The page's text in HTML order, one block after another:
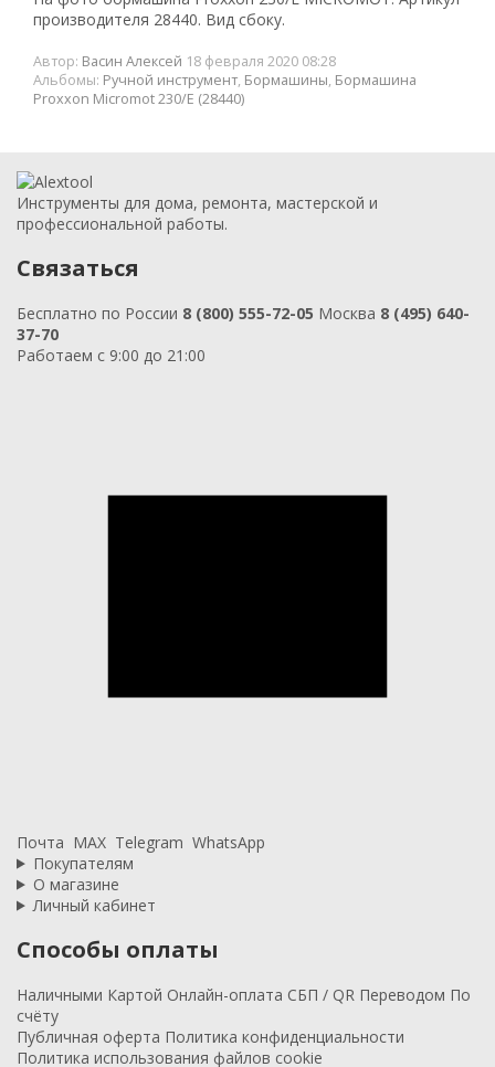
производителя 28440. Вид сбоку.
Автор: Васин Алексей 18 февраля 2020 08:28
Альбомы: Ручной инструмент, Бормашины, Бормашина
Proxxon Micromot 230/E (28440)
Инструменты для дома, ремонта, мастерской и
профессиональной работы.
Связаться
Бесплатно по России 8 (800) 555-72-05 Москва 8 (495) 640-
37-70
Работаем с 9:00 до 21:00
Почта MAX Telegram WhatsApp
Покупателям
О магазине
Личный кабинет
Способы оплаты
Наличными Картой Онлайн-оплата СБП / QR Переводом По
счёту
Публичная оферта Политика конфиденциальности
Политика использования файлов cookie